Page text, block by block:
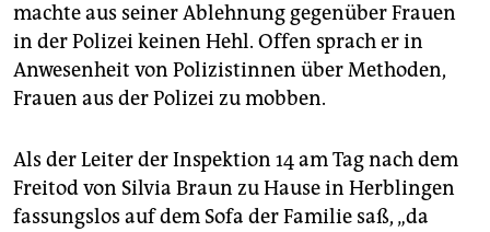
machte aus seiner Ablehnung gegenüber Frauen
in der Polizei keinen Hehl. Offen sprach er in
Anwesenheit von Polizistinnen über Methoden,
Frauen aus der Polizei zu mobben.
Als der Leiter der Inspektion 14 am Tag nach dem
Freitod von Silvia Braun zu Hause in Herblingen
fassungslos auf dem Sofa der Familie saß, „da